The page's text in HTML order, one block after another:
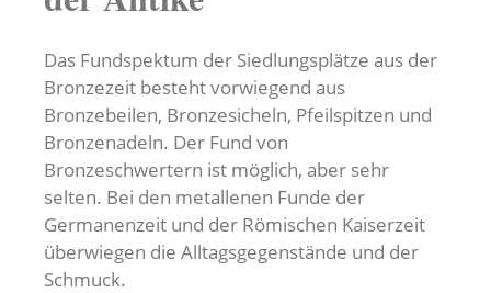
Das Fundspektum der Siedlungsplätze aus der
Bronzezeit besteht vorwiegend aus
Bronzebeilen, Bronzesicheln, Pfeilspitzen und
Bronzenadeln. Der Fund von
Bronzeschwertern ist möglich, aber sehr
selten. Bei den metallenen Funde der
Germanenzeit und der Römischen Kaiserzeit
überwiegen die Alltagsgegenstände und der
Schmuck.